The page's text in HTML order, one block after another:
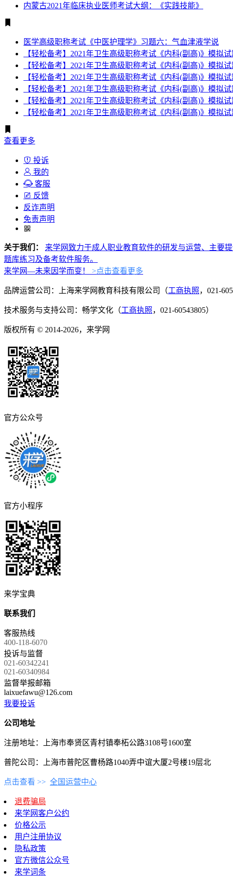
内蒙古2021年临床执业医师考试大纲：《实践技能》
医学高级职称考试《中医护理学》习题六：气血津液学说
【轻松备考】2021年卫生高级职称考试《内科(副高)》模拟试
【轻松备考】2021年卫生高级职称考试《内科(副高)》模拟试
【轻松备考】2021年卫生高级职称考试《内科(副高)》模拟试
【轻松备考】2021年卫生高级职称考试《内科(副高)》模拟试
【轻松备考】2021年卫生高级职称考试《内科(副高)》模拟试
【轻松备考】2021年卫生高级职称考试《内科(副高)》模拟试
查看更多
投诉
我的
客服
反馈
反诈声明
免责声明
关于我们：
来学网致力于成人职业教育软件的研发与运营、主要
题库练习及备考软件服务。
来学网—未来因学而变！
>点击查看更多
品牌运营公司：上海来学网教育科技有限公司（工商执照，021-
技术服务与支持公司：畅学文化（工商执照，021-60543805）
版权所有 © 2014-2026，来学网
官方公众号
官方小程序
来学宝典
联系我们
客服热线
400-118-6070
投诉与监督
021-60342241
021-60340984
监督举报邮箱
laixuefawu@126.com
我要投诉
公司地址
注册地址：上海市奉贤区青村镇奉柘公路3108号1600室
普陀公司：上海市普陀区曹杨路1040弄中谊大厦2号楼19层北
点击查看 >> 全国运营中心
退费骗局
来学网客户公约
价格公示
用户注册协议
隐私政策
官方微信公众号
来学词条